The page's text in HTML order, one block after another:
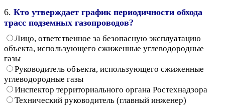
6. Кто утверждает график периодичности обхода
трасс подземных газопроводов?
Лицо, ответственное за безопасную эксплуатацию
объекта, использующего сжиженные углеводородные
газы
Руководитель объекта, использующего сжиженные
углеводородные газы
Инспектор территориального органа Ростехнадзора
Технический руководитель (главный инженер)